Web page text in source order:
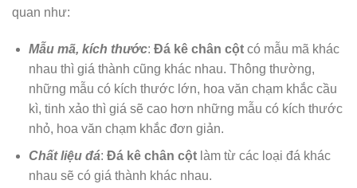
quan như:
Mẫu mã, kích thước: Đá kê chân cộtcó mẫu mã khác
nhau thì giá thành cũng khác nhau. Thông thường,
những mẫu có kích thước lớn, hoa văn chạm khắc cầu
kì, tinh xảo thì giá sẽ cao hơn những mẫu có kích thước
nhỏ, hoa văn chạm khắc đơn giản.
Chất liệu đá: Đá kê chân cộtlàm từ các loại đá khác
nhau sẽ có giá thành khác nhau.